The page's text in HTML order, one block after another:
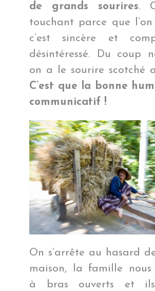
de grands sourires.
touchant parce que
c’est sincère et
désintéressé. Du coup
on a le sourire scotché
C’est que la bonne
communicatif !
On s’arrête au hasard
maison, la famille nous
à bras ouverts et